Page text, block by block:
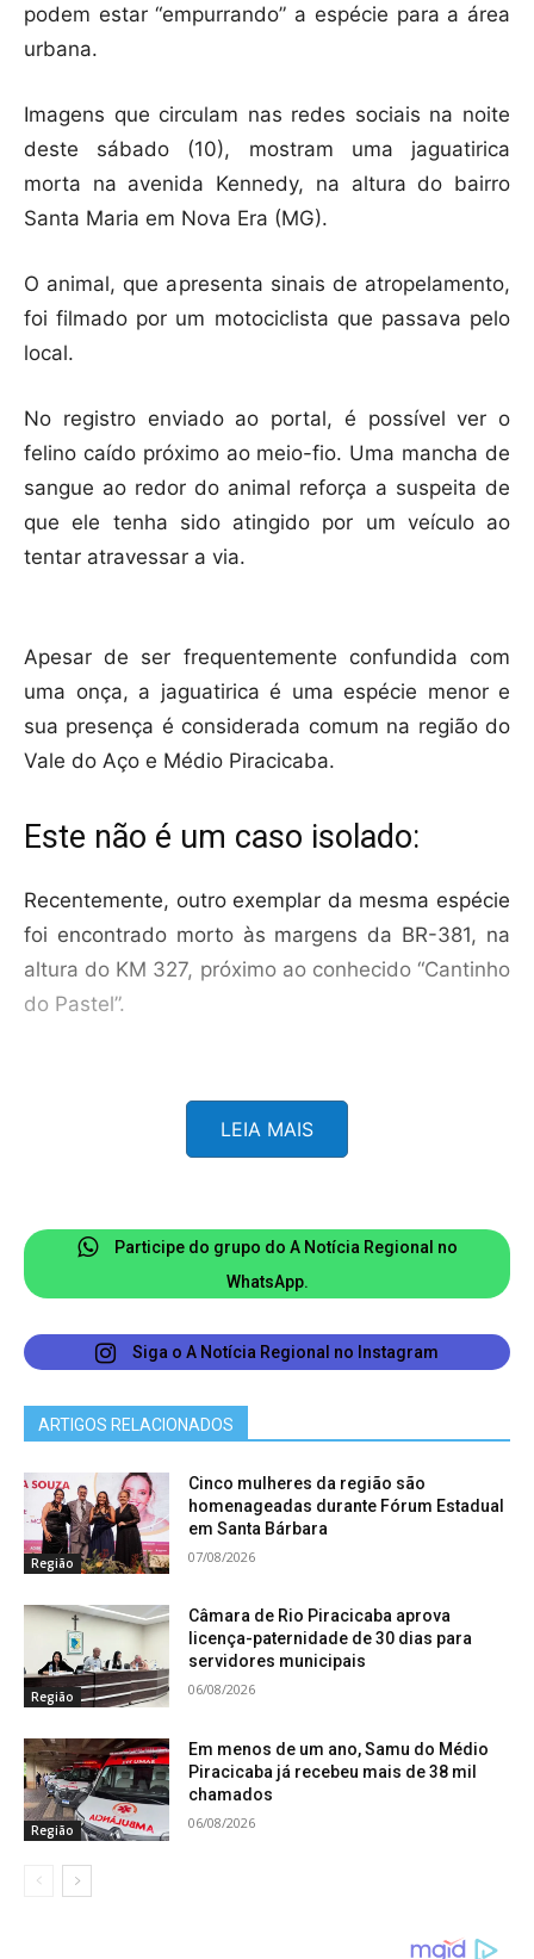
podem estar “empurrando” a espécie para a área
urbana.
​​Imagens que circulam nas redes sociais na noite
deste sábado (10), mostram uma jaguatirica
morta na avenida Kennedy, na altura do bairro
Santa Maria em Nova Era (MG).
O animal, que apresenta sinais de atropelamento,
foi filmado por um motociclista que passava pelo
local.
​No registro enviado ao portal, é possível ver o
felino caído próximo ao meio-fio. Uma mancha de
sangue ao redor do animal reforça a suspeita de
que ele tenha sido atingido por um veículo ao
tentar atravessar a via.
​Apesar de ser frequentemente confundida com
uma onça, a jaguatirica é uma espécie menor e
sua presença é considerada comum na região do
Vale do Aço e Médio Piracicaba.
​Este não é um caso isolado:
Recentemente, outro exemplar da mesma espécie
foi encontrado morto às margens da BR-381, na
altura do KM 327, próximo ao conhecido “Cantinho
do Pastel”.
​De acordo com o biólogo novaerense Marcos
Grijó, o aumento da circulação desses animais em
​Queimadas: A destruição do habitat natural força
Com menos presas na mata, as jaguatiricas
buscam abrigo e comida na cidade, caçando
galinhas ou pequenos animais domésticos.
​”A fragmentação das matas e o avanço do fogo
fazendo com que eles se arrisquem em rodovias e
avenidas movimentadas”, explica o biólogo.
informações se o corpo do animal foi recolhido
pelos órgãos ambientais ou pela prefeitura.
LEIA MAIS
Participe do grupo do A Notícia Regional no
WhatsApp.
Siga o A Notícia Regional no Instagram
ARTIGOS RELACIONADOS
Região
Cinco mulheres da região são
homenageadas durante Fórum Estadual
em Santa Bárbara
07/08/2026
Região
Câmara de Rio Piracicaba aprova
licença-paternidade de 30 dias para
servidores municipais
06/08/2026
Região
Em menos de um ano, Samu do Médio
Piracicaba já recebeu mais de 38 mil
chamados
06/08/2026